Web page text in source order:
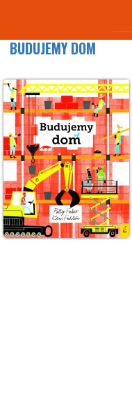
BUDUJEMY DOM